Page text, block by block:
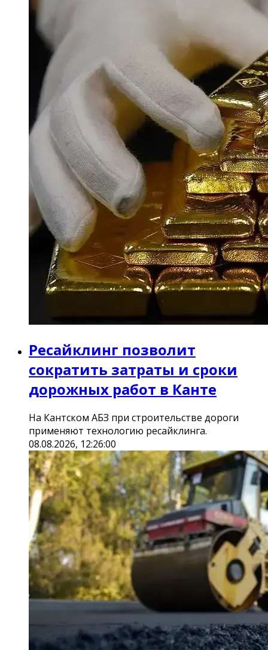
Ресайклинг позволит
сократить затраты и сроки
дорожных работ в Канте
На Кантском АБЗ при строительстве дороги
применяют технологию ресайклинга.
08.08.2026, 12:26:00